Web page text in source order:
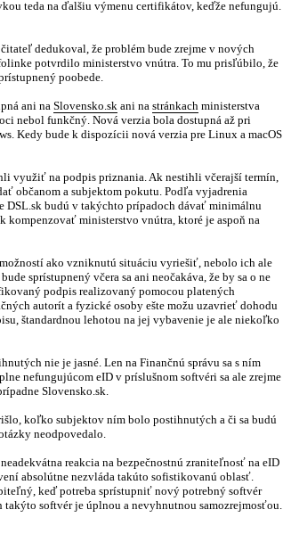
teda na ďalšiu výmenu certifikátov, keďže nefungujú.
dedukoval, že problém bude zrejme v nových
potvrdilo ministerstvo vnútra. To mu prisľúbilo, že
poobede.
ani na Slovensko.sk ani na stránkach ministerstva
nebol funkčný. Nová verzia bola dostupná až pri
Kedy bude k dispozícii nová verzia pre Linux a macOS
využiť na podpis priznania. Ak nestihli včerajší termín,
občanom a subjektom pokutu. Podľa vyjadrenia
DSL.sk budú v takýchto prípadoch dávať minimálnu
kompenzovať ministerstvo vnútra, ktoré je aspoň na
ako vzniknutú situáciu vyriešiť, nebolo ich ale
sprístupnený včera sa ani neočakáva, že by sa o ne
podpis realizovaný pomocou platených
autorít a fyzické osoby ešte možu uzavrieť dohodu
štandardnou lehotou na jej vybavenie je ale niekoľko
nie je jasné. Len na Finančnú správu sa s ním
nefungujúcom eID v príslušnom softvéri sa ale zrejme
Slovensko.sk.
koľko subjektov ním bolo postihnutých a či sa budú
neodpovedalo.
reakcia na bezpečnostnú zraniteľnosť na eID
absolútne nezvláda takúto sofistikovanú oblasť.
keď potreba sprístupniť nový potrebný softvér
softvér je úplnou a nevyhnutnou samozrejmosťou.